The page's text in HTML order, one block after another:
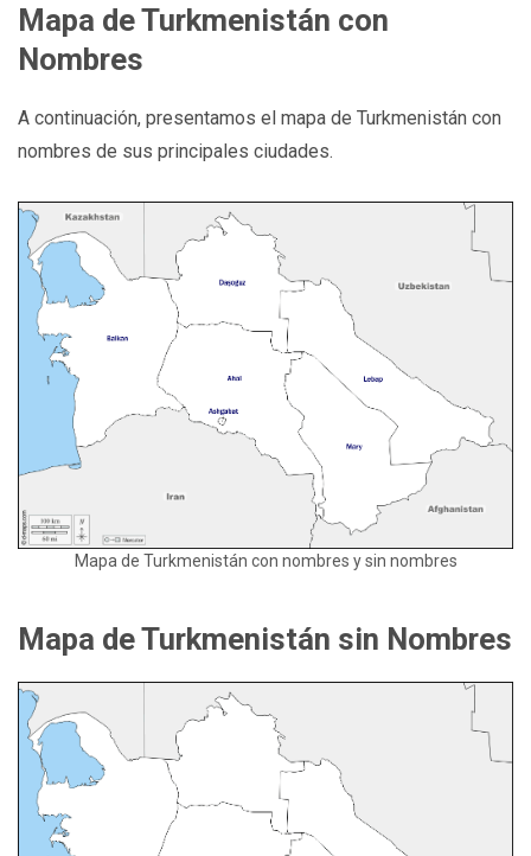
Mapa de Turkmenistán con
Nombres
A continuación, presentamos el mapa de Turkmenistán con
nombres de sus principales ciudades.
Mapa de Turkmenistán con nombres y sin nombres
Mapa de Turkmenistán sin Nombres